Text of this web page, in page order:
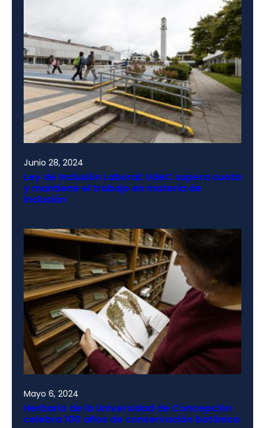
Junio 28, 2024
Ley de Inclusión Laboral: UdeC supera cuota
y mantiene el trabajo en materia de
inclusión
Mayo 6, 2024
Herbario de la Universidad de Concepción
celebra 100 años de conservación botánica